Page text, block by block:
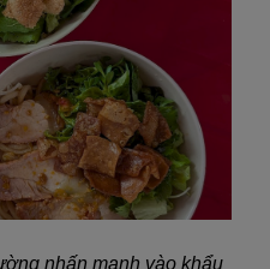
nhấn mạnh vào khẩu